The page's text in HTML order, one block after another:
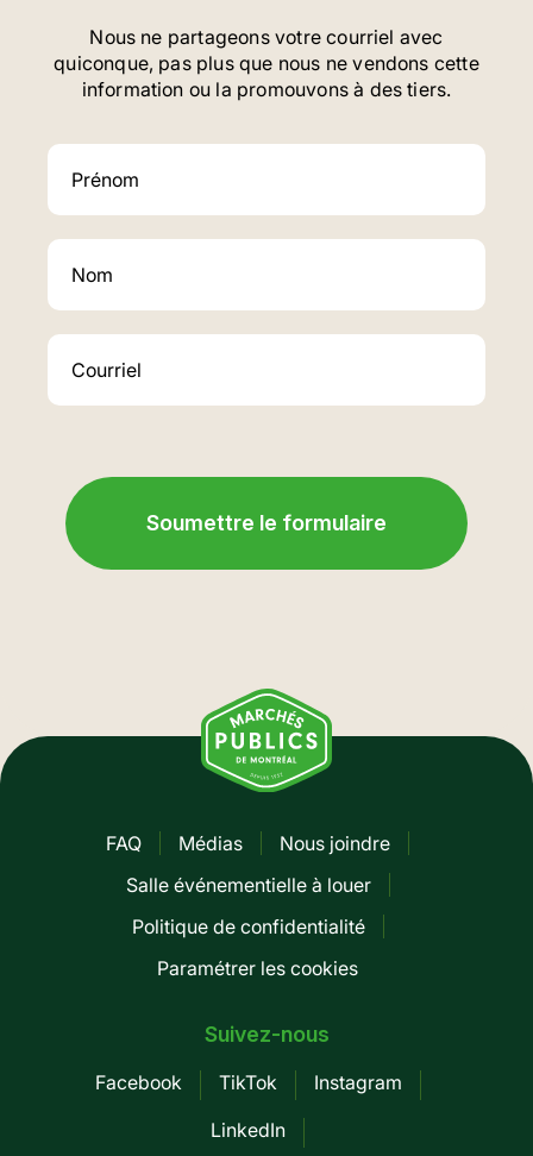
Nous ne partageons votre courriel avec
quiconque, pas plus que nous ne vendons cette
information ou la promouvons à des tiers.
FAQ Médias
Nous joindre
Salle événementielle à louer
Politique de confidentialité
Paramétrer les cookies
Suivez-nous
Facebook TikTok
Instagram
LinkedIn